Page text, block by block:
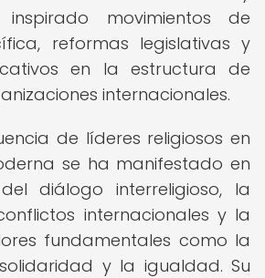
movimientos de
reformas legislativas y
en la estructura de
internacionales.
de líderes religiosos en
se ha manifestado en
diálogo interreligioso, la
internacionales y la
fundamentales como la
y la igualdad. Su